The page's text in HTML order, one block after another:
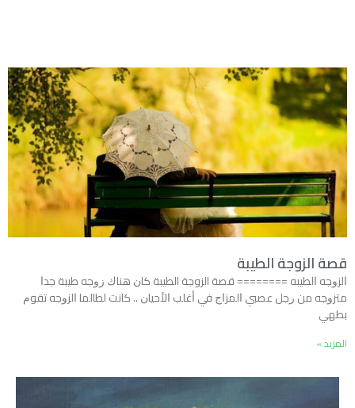
قصة الزوجة الطيبة
ﺍﻟﺰﻭﺟﻪ ﺍﻟﻄﻴﺒﻪ ======== قصة الزوجة الطيبة ﻛﺎﻥ ﻫﻨﺎﻙ ﺯﻭﺟﻪ ﻃﻴﺒﺔ ﺟﺪﺍ
ﻣﺘﺰﻭﺟﻪ ﻣﻦ ﺭﺟﻞ ﻋﺼﺒﻲ ﺍﻟﻤﺰﺍﺝ ﻓﻲ ﺃﻏﻠﺐ ﺍﻷﺣﻴﺎﻥ .. ﻛﺎﻧﺖ ﻟﻄﺎﻟﻤﺎ ﺍﻟﺰﻭﺟﻪ ﺗﻘﻮﻡ
ﺑﻄﻬﻲ
المزيد »